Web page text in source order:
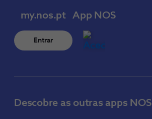
my.nos.pt
Entrar
App NOS
Descobre as outras apps NOS